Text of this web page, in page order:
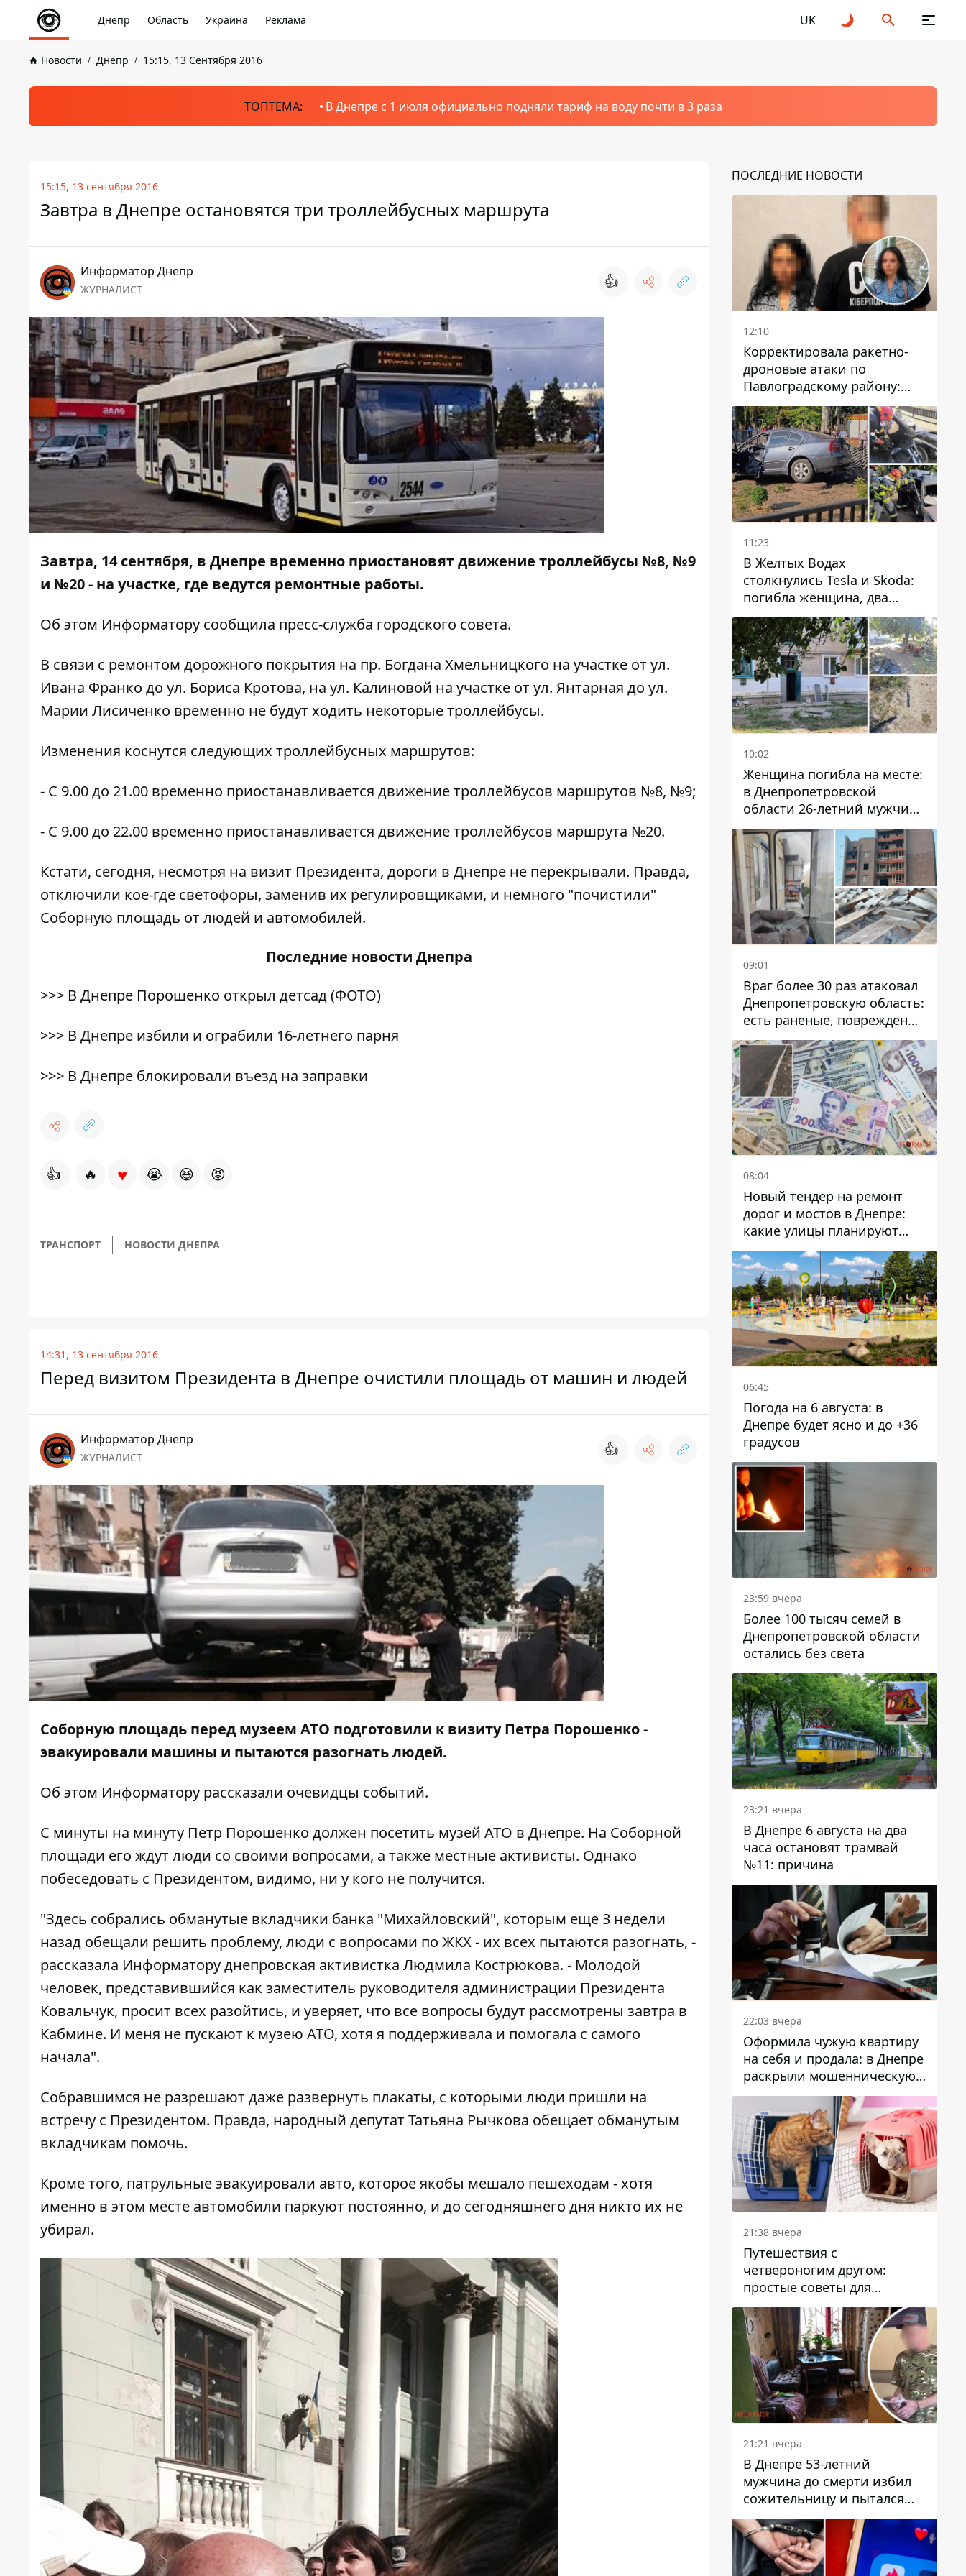
Днепр Область Украина Реклама UK
Новости Днепр 15:15, 13 Сентября 2016
ТОПТЕМА: В Днепре с 1 июля официально подняли тариф на воду почти в 3 раза
15:15, 13 сентября 2016
Завтра в Днепре остановятся три троллейбусных маршрута
Информатор Днепр
ЖУРНАЛИСТ 👍
Завтра, 14 сентября, в Днепре временно приостановят движение троллейбусы №8, №9
и №20 - на участке, где ведутся ремонтные работы.
Об этом Информатору сообщила пресс-служба городского совета.
В связи с ремонтом дорожного покрытия на пр. Богдана Хмельницкого на участке от ул.
Ивана Франко до ул. Бориса Кротова, на ул. Калиновой на участке от ул. Янтарная до ул.
Марии Лисиченко временно не будут ходить некоторые троллейбусы.
Изменения коснутся следующих троллейбусных маршрутов:
- С 9.00 до 21.00 временно приостанавливается движение троллейбусов маршрутов №8, №9;
- С 9.00 до 22.00 временно приостанавливается движение троллейбусов маршрута №20.
Кстати, сегодня, несмотря на визит Президента, дороги в Днепре не перекрывали. Правда,
отключили кое-где светофоры, заменив их регулировщиками, и немного "почистили"
Соборную площадь от людей и автомобилей.
Последние новости Днепра
>>> В Днепре Порошенко открыл детсад (ФОТО)
>>> В Днепре избили и ограбили 16-летнего парня
>>> В Днепре блокировали въезд на заправки
👍 🔥 ♥ 😭 😆 😡
ТРАНСПОРТ НОВОСТИ ДНЕПРА
14:31, 13 сентября 2016
Перед визитом Президента в Днепре очистили площадь от машин и людей
Информатор Днепр
ЖУРНАЛИСТ 👍
Соборную площадь перед музеем АТО подготовили к визиту Петра Порошенко -
эвакуировали машины и пытаются разогнать людей.
Об этом Информатору рассказали очевидцы событий.
С минуты на минуту Петр Порошенко должен посетить музей АТО в Днепре. На Соборной
площади его ждут люди со своими вопросами, а также местные активисты. Однако
побеседовать с Президентом, видимо, ни у кого не получится.
"Здесь собрались обманутые вкладчики банка "Михайловский", которым еще 3 недели
назад обещали решить проблему, люди с вопросами по ЖКХ - их всех пытаются разогнать, -
рассказала Информатору днепровская активистка Людмила Кострюкова. - Молодой
человек, представившийся как заместитель руководителя администрации Президента
Ковальчук, просит всех разойтись, и уверяет, что все вопросы будут рассмотрены завтра в
Кабмине. И меня не пускают к музею АТО, хотя я поддерживала и помогала с самого
начала".
Собравшимся не разрешают даже развернуть плакаты, с которыми люди пришли на
встречу с Президентом. Правда, народный депутат Татьяна Рычкова обещает обманутым
вкладчикам помочь.
Кроме того, патрульные эвакуировали авто, которое якобы мешало пешеходам - хотя
именно в этом месте автомобили паркуют постоянно, и до сегодняшнего дня никто их не
убирал.
ПОСЛЕДНИЕ НОВОСТИ
12:10
Корректировала ракетно-
дроновые атаки по
Павлоградскому району:
задержали вражескую
агентку
11:23
В Желтых Водах
столкнулись Tesla и Skoda:
погибла женщина, два
человека пострадали
10:02
Женщина погибла на месте:
в Днепропетровской
области 26-летний мужчина
избил трех человек
металлическим предметом
09:01
Враг более 30 раз атаковал
Днепропетровскую область:
есть раненые, повреждены
лицей, дома и предприятия
08:04
Новый тендер на ремонт
дорог и мостов в Днепре:
какие улицы планируют
обновить и сколько
десятков миллионов гривен
на это хотят потратить
06:45
Погода на 6 августа: в
Днепре будет ясно и до +36
градусов
23:59 вчера
Более 100 тысяч семей в
Днепропетровской области
остались без света
23:21 вчера
В Днепре 6 августа на два
часа остановят трамвай
№11: причина
22:03 вчера
Оформила чужую квартиру
на себя и продала: в Днепре
раскрыли мошенническую
схему с недвижимостью
21:38 вчера
Путешествия с
четвероногим другом:
простые советы для
поездок с животными
21:21 вчера
В Днепре 53-летний
мужчина до смерти избил
сожительницу и пытался
скрыть преступление:
детали